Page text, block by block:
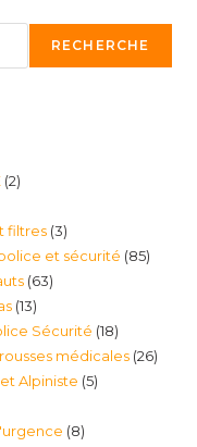
RECHERCHE
22
filtres 33
produits
et sécurité 8585
6363
1313
produits
Sécurité 1818
produits
médicales 2626
Alpiniste 55
88